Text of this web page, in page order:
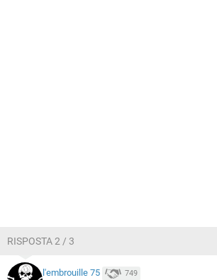
RISPOSTA 2 / 3
l'embrouille 75 749